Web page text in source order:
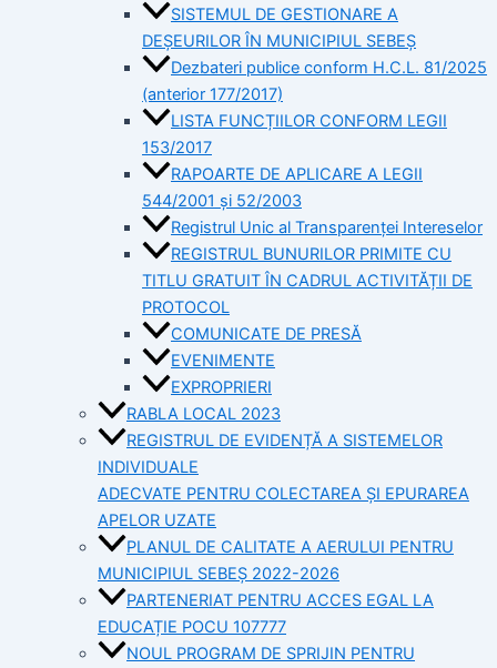
SISTEMUL DE GESTIONARE A
DEȘEURILOR ÎN MUNICIPIUL SEBEȘ
Dezbateri publice conform H.C.L. 81/2025
(anterior 177/2017)
LISTA FUNCȚIILOR CONFORM LEGII
153/2017
RAPOARTE DE APLICARE A LEGII
544/2001 și 52/2003
Registrul Unic al Transparenței Intereselor
REGISTRUL BUNURILOR PRIMITE CU
TITLU GRATUIT ÎN CADRUL ACTIVITĂȚII DE
PROTOCOL
COMUNICATE DE PRESĂ
EVENIMENTE
EXPROPRIERI
RABLA LOCAL 2023
REGISTRUL DE EVIDENȚĂ A SISTEMELOR
INDIVIDUALE
ADECVATE PENTRU COLECTAREA ȘI EPURAREA
APELOR UZATE
PLANUL DE CALITATE A AERULUI PENTRU
MUNICIPIUL SEBEȘ 2022-2026
PARTENERIAT PENTRU ACCES EGAL LA
EDUCAȚIE POCU 107777
NOUL PROGRAM DE SPRIJIN PENTRU